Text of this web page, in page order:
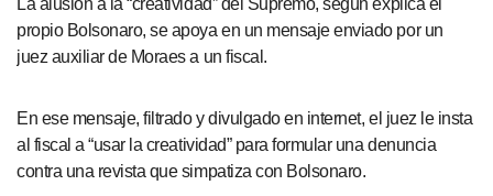
La alusión a la “creatividad” del Supremo, según explica el
propio Bolsonaro, se apoya en un mensaje enviado por un
juez auxiliar de Moraes a un fiscal.
En ese mensaje, filtrado y divulgado en internet, el juez le insta
al fiscal a “usar la creatividad” para formular una denuncia
contra una revista que simpatiza con Bolsonaro.